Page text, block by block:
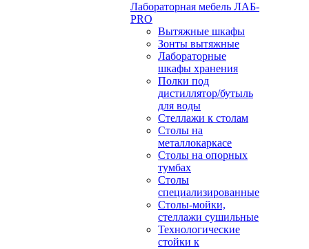
Лабораторная мебель ЛАБ-
PRO
Вытяжные шкафы
Зонты вытяжные
Лабораторные
шкафы хранения
Полки под
дистиллятор/бутыль
для воды
Стеллажи к столам
Столы на
металлокаркасе
Столы на опорных
тумбах
Столы
специализированные
Столы-мойки,
стеллажи сушильные
Технологические
стойки к